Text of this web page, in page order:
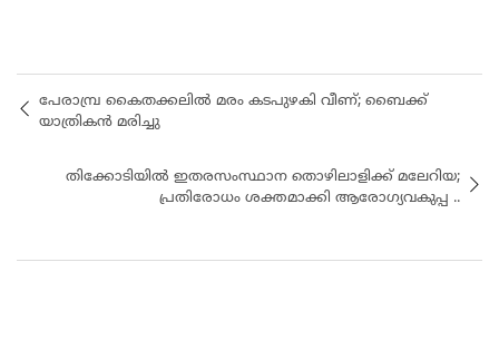
പേരാമ്പ്ര കൈതക്കലിൽ മരം കടപുഴകി വീണ്; ബൈക്ക്
യാത്രികൻ മരിച്ചു
തിക്കോടിയിൽ ഇതരസംസ്ഥാന തൊഴിലാളിക്ക് മലേറിയ;
പ്രതിരോധം ശക്തമാക്കി ആരോഗ്യവകുപ്പ ..